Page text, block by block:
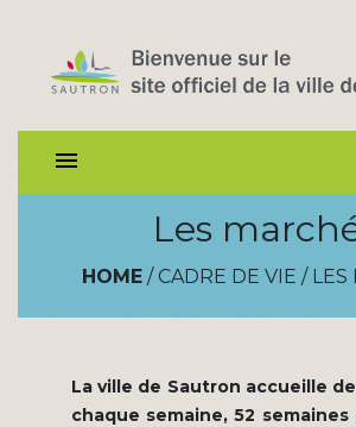
menu
Les
HOME/ CADRE DE VIE / LES
La ville de Sautron accueille
chaque semaine, 52 semaines